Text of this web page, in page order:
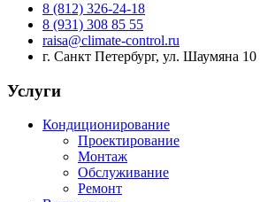
8 (812) 326-24-18
8 (931) 308 85 55
raisa@climate-control.ru
г. Санкт Петербург, ул. Шаумяна 10
Услуги
Кондиционирование
Проектирование
Монтаж
Обслуживание
Ремонт